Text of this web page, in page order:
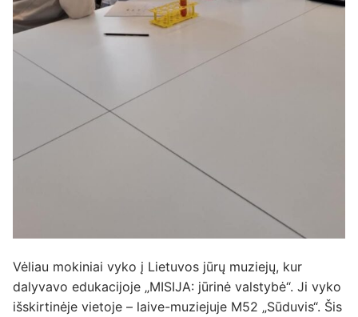
Vėliau mokiniai vyko į Lietuvos jūrų muziejų, kur
dalyvavo edukacijoje „MISIJA: jūrinė valstybė“. Ji vyko
išskirtinėje vietoje – laive-muziejuje M52 „Sūduvis“. Šis